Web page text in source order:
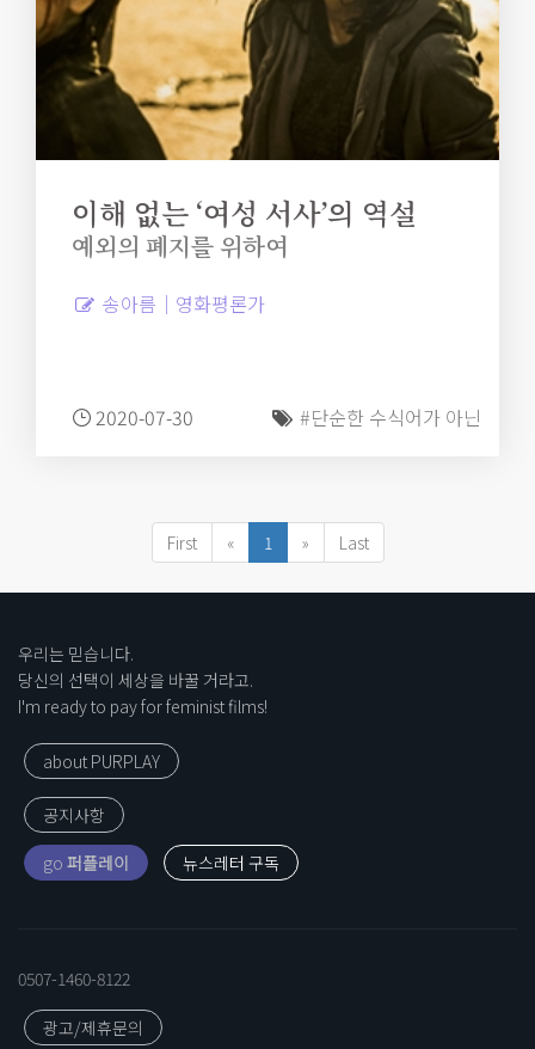
이해 없는 ‘여성 서사’의 역설
예외의 폐지를 위하여
송아름｜영화평론가
2020-07-30 #단순한 수식어가 아닌
First « 1 » Last
우리는 믿습니다.
당신의 선택이 세상을 바꿀 거라고.
I'm ready to pay for feminist films!
about PURPLAY
공지사항
go 퍼플레이
0507-1460-8122
광고/제휴문의